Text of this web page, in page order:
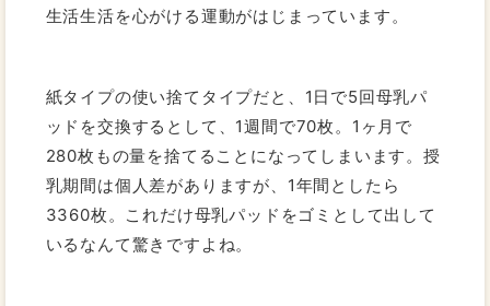
生活生活を心がける運動がはじまっています。
紙タイプの使い捨てタイプだと、1日で5回母乳パ
ッドを交換するとして、1週間で70枚。1ヶ月で
280枚もの量を捨てることになってしまいます。授
乳期間は個人差がありますが、1年間としたら
3360枚。これだけ母乳パッドをゴミとして出して
いるなんて驚きですよね。